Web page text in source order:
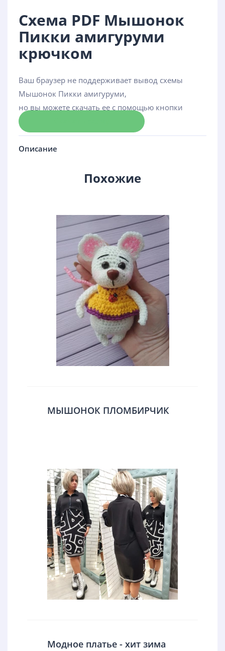
Схема PDF Мышонок
Пикки амигуруми
крючком
Ваш браузер не поддерживает вывод схемы
Мышонок Пикки амигуруми,
но вы можете скачать ее с помощью кнопки
Описание
Похожие
МЫШОНОК ПЛОМБИРЧИК
Модное платье - хит зима